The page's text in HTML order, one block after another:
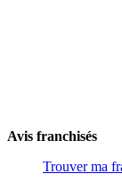
Avis franchisés
Trouver ma